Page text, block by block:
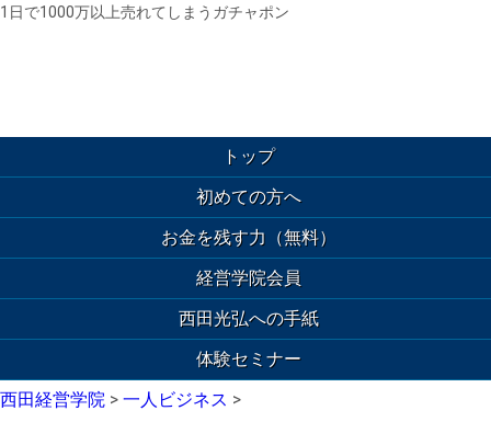
1日で1000万以上売れてしまうガチャポン
トップ
初めての方へ
お金を残す力（無料）
経営学院会員
西田光弘への手紙
体験セミナー
西田経営学院 > 一人ビジネス >